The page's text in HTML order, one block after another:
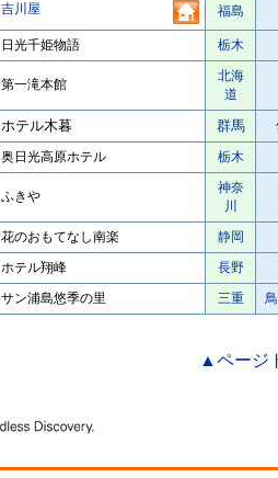
吉川屋 福島
日光千姫物語 栃木
第一滝本館
北海
道
ホテル木暮 群馬
奥日光高原ホテル 栃木
ふきや
神奈
川
花のおもてなし南楽 静岡
ホテル翔峰 長野
サン浦島悠季の里 三重
▲ページ